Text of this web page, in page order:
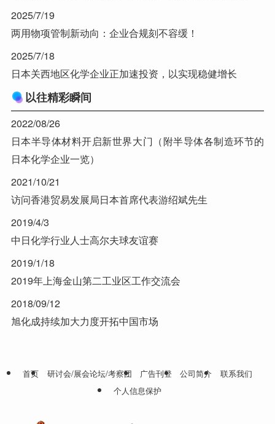
2025/7/19
两用物项管制新动向：企业合规刻不容缓！
2025/7/18
日本关西地区化学企业正加速投资，以实现稳健增长
以往精彩瞬间
2022/08/26
日本半导体材料开启新世界大门（附半导体各制造环节的
日本化学企业一览）
2021/10/21
访问香港贸易发展局日本首席代表游绍斌先生
2019/4/3
中日化学行业人士高尔夫球友谊赛
2019/1/18
2019年上海金山第二工业区工作交流会
2018/09/12
旭化成持续加大力度开拓中国市场
首页 研讨会/展会论坛/考察团 广告刊登 公司简介
联系我们
个人信息保护